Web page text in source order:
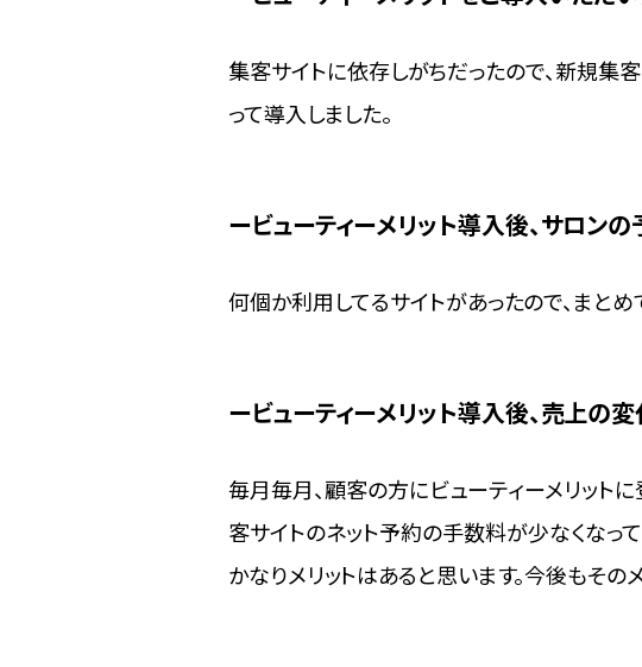
集客サイトに依存しがちだったので、新規集
って導入しました。
ビューティーメリット導入後、サロン
何個か利用してるサイトがあったので、まと
ビューティーメリット導入後、売上の
毎月毎月、顧客の方にビューティーメリット
客サイトのネット予約の手数料が少なくなっ
かなりメリットはあると思います。今後もその